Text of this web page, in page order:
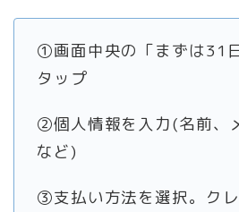
①画面中央の「まずは31
タップ
②個人情報を入力(名前、
など)
③支払い方法を選択。ク